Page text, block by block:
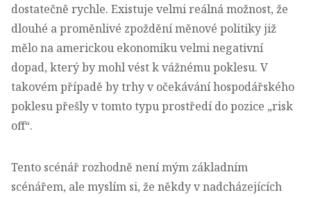
dostatečně rychle. Existuje velmi reálná možnost, že
dlouhé a proměnlivé zpoždění měnové politiky již
mělo na americkou ekonomiku velmi negativní
dopad, který by mohl vést k vážnému poklesu. V
takovém případě by trhy v očekávání hospodářského
poklesu přešly v tomto typu prostředí do pozice „risk
off“.
Tento scénář rozhodně není mým základním
scénářem, ale myslím si, že někdy v nadcházejících